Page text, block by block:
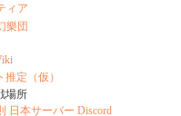
ィア
樂団
推定（仮）
場所
日本サーバー Discord